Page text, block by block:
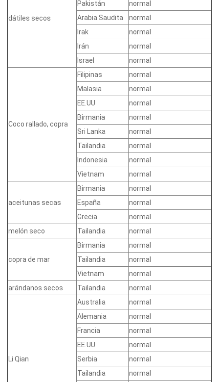
dátiles secos
Pakistán
normal
Arabia Saudita
normal
Irak
normal
Irán
normal
Israel
normal
Coco rallado, copra
Filipinas
normal
Malasia
normal
EE.UU
normal
Birmania
normal
Sri Lanka
normal
Tailandia
normal
Indonesia
normal
Vietnam
normal
aceitunas secas
Birmania
normal
España
normal
Grecia
normal
melón seco
Tailandia normal
copra de mar
Birmania
normal
Tailandia
normal
Vietnam
normal
arándanos secos
Tailandia normal
Li Qian
Australia
normal
Alemania
normal
Francia
normal
EE.UU
normal
Serbia
normal
Tailandia
normal